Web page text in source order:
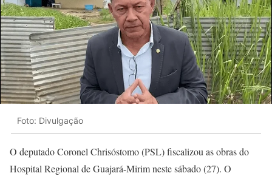
Foto: Divulgação
O deputado Coronel Chrisóstomo (PSL) fiscalizou as obras do
Hospital Regional de Guajará-Mirim neste sábado (27). O